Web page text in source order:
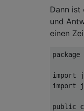
Dann ist
und
einen
package
import
import
public